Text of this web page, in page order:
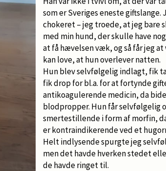
som er Sveriges eneste giftslange.
chokeret – jeg troede, at jeg
med min hund, der skulle have
at få hævelsen væk, og så får jeg
kan love, at hun overlever natten.
Hun blev selvfølgelig indlagt, fik
fik drop for bl.a. for at fortynde
antikoagulerende medicin, da
blodpropper. Hun får selvfølgelig
smertestillende i form af morfin,
er kontraindikerende ved et
Helt indlysende spurgte jeg
men det havde hverken stedet
de havde ringet til.